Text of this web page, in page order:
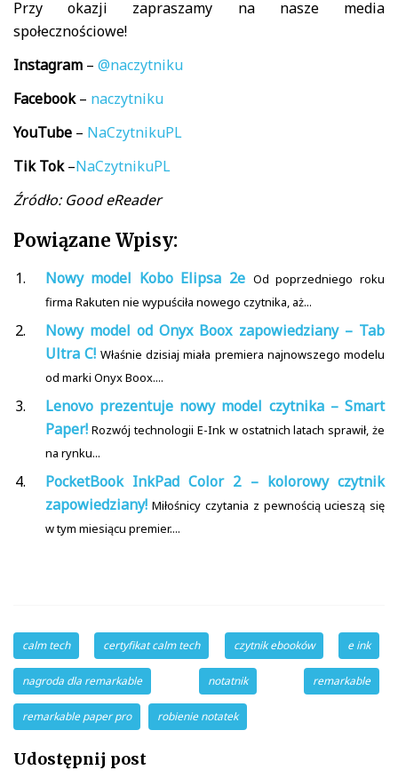
Przy okazji zapraszamy na nasze media
społecznościowe!
Instagram – @naczytniku
Facebook– naczytniku
YouTube – NaCzytnikuPL
Tik Tok–NaCzytnikuPL
Źródło: Good eReader
Powiązane Wpisy:
Nowy model Kobo Elipsa 2e Od poprzedniego roku
firma Rakuten nie wypuściła nowego czytnika, aż...
Nowy model od Onyx Boox zapowiedziany – Tab
Ultra C! Właśnie dzisiaj miała premiera najnowszego modelu
od marki Onyx Boox....
Lenovo prezentuje nowy model czytnika – Smart
Paper! Rozwój technologii E-Ink w ostatnich latach sprawił, że
na rynku...
PocketBook InkPad Color 2 – kolorowy czytnik
zapowiedziany! Miłośnicy czytania z pewnością ucieszą się
w tym miesiącu premier....
calm tech certyfikat calm tech czytnik ebooków e ink
nagroda dla remarkable notatnik remarkable
remarkable paper pro robienie notatek
Udostępnij post